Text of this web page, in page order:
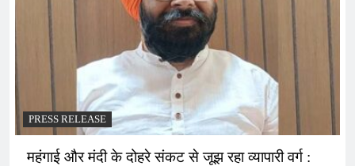
PRESS RELEASE
महंगाई और मंदी के दोहरे संकट से जूझ रहा व्यापारी वर्ग :